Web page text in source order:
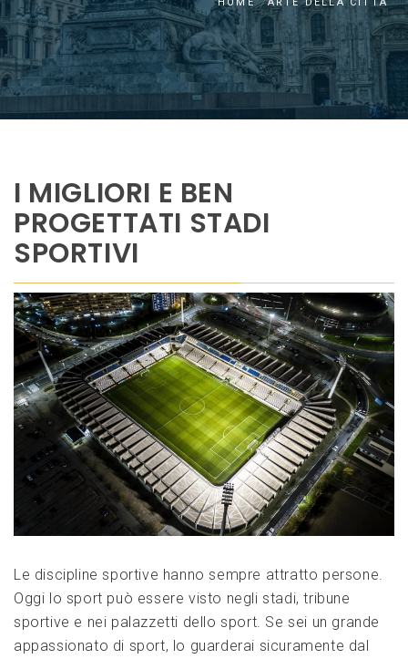
I MIGLIORI E BEN
PROGETTATI STADI
SPORTIVI
Le discipline sportive hanno sempre attratto persone.
Oggi lo sport può essere visto negli stadi, tribune
sportive e nei palazzetti dello sport. Se sei un grande
appassionato di sport, lo guarderai sicuramente dal